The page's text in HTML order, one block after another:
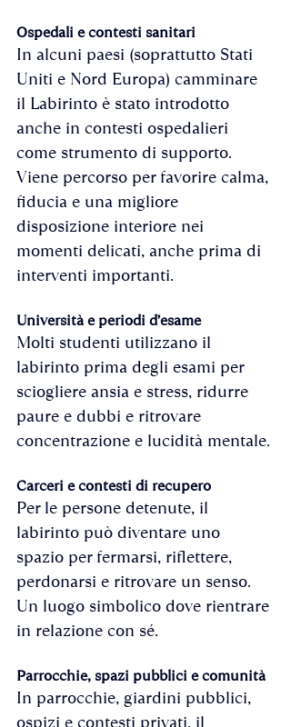
Ospedali e contesti sanitari
In alcuni paesi (soprattutto Stati
Uniti e Nord Europa) camminare
il Labirinto è stato introdotto
anche in contesti ospedalieri
come strumento di supporto.
Viene percorso per favorire calma,
fiducia e una migliore
disposizione interiore nei
momenti delicati, anche prima di
interventi importanti.
Università e periodi d’esame
Molti studenti utilizzano il
labirinto prima degli esami per
sciogliere ansia e stress, ridurre
paure e dubbi e ritrovare
concentrazione e lucidità mentale.
Carceri e contesti di recupero
Per le persone detenute, il
labirinto può diventare uno
spazio per fermarsi, riflettere,
perdonarsi e ritrovare un senso.
Un luogo simbolico dove rientrare
in relazione con sé.
Parrocchie, spazi pubblici e comunità
In parrocchie, giardini pubblici,
ospizi e contesti privati, il